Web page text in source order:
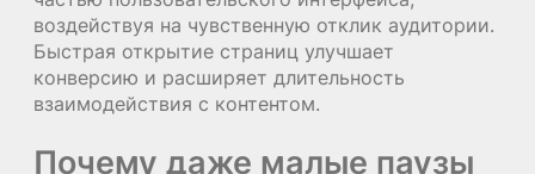
воздействуя на чувственную отклик аудитории.
Быстрая открытие страниц улучшает
конверсию и расширяет длительность
взаимодействия с контентом.
Почему даже малые паузы